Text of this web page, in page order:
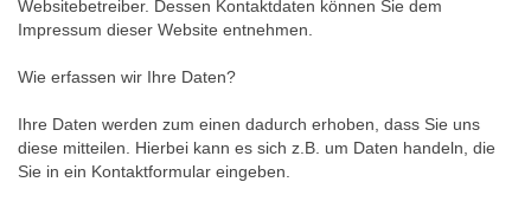
Websitebetreiber. Dessen Kontaktdaten können Sie dem
Impressum dieser Website entnehmen.
Wie erfassen wir Ihre Daten?
Ihre Daten werden zum einen dadurch erhoben, dass Sie uns
diese mitteilen. Hierbei kann es sich z.B. um Daten handeln, die
Sie in ein Kontaktformular eingeben.